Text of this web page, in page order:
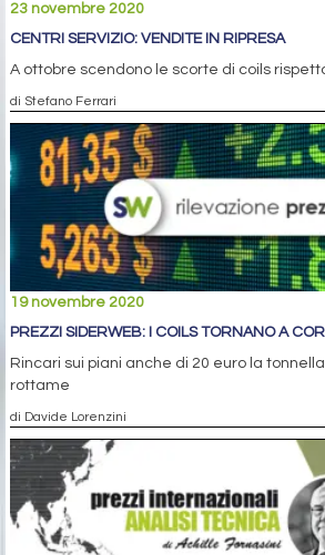
23 novembre 2020
CENTRI SERVIZIO: VENDITE IN RIPRESA
A ottobre scendono le scorte di coils
di Stefano Ferrari
19 novembre 2020
PREZZI SIDERWEB: I COILS TORNANO A
Rincari sui piani anche di 20 euro la
rottame
di Davide Lorenzini